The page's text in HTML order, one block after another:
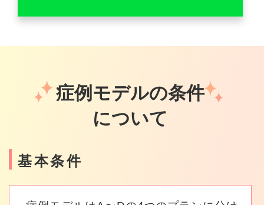
症例モデルの条件
について
基本条件